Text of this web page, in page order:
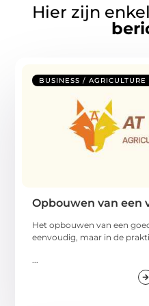
Hier zijn
BUSINESS / AGRICULTURE
Opbouwen van een
Het opbouwen van een
eenvoudig, maar in de